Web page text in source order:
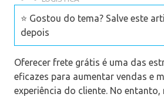
⭐ Gostou do tema? Salve este
depois
Oferecer frete grátis é uma das
eficazes para aumentar vendas e
experiência do cliente. No entanto,